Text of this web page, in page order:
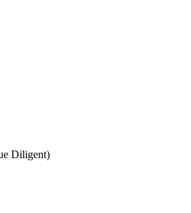
Diligent)